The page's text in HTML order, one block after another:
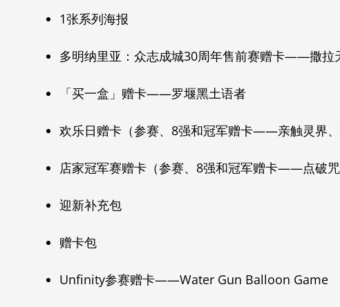
1张系列海报
多明纳里亚：众志成城30周年售前赛赠卡——撒拉
「买一盒」赠卡——罗堰黑土语者
欢乐日赠卡（参赛、8强和冠军赠卡——亲触灵界、
店家冠军赛赠卡（参赛、8强和冠军赠卡——点破咒
迎新补充包
赠卡包
Unfinity参赛赠卡——Water Gun Balloon Game